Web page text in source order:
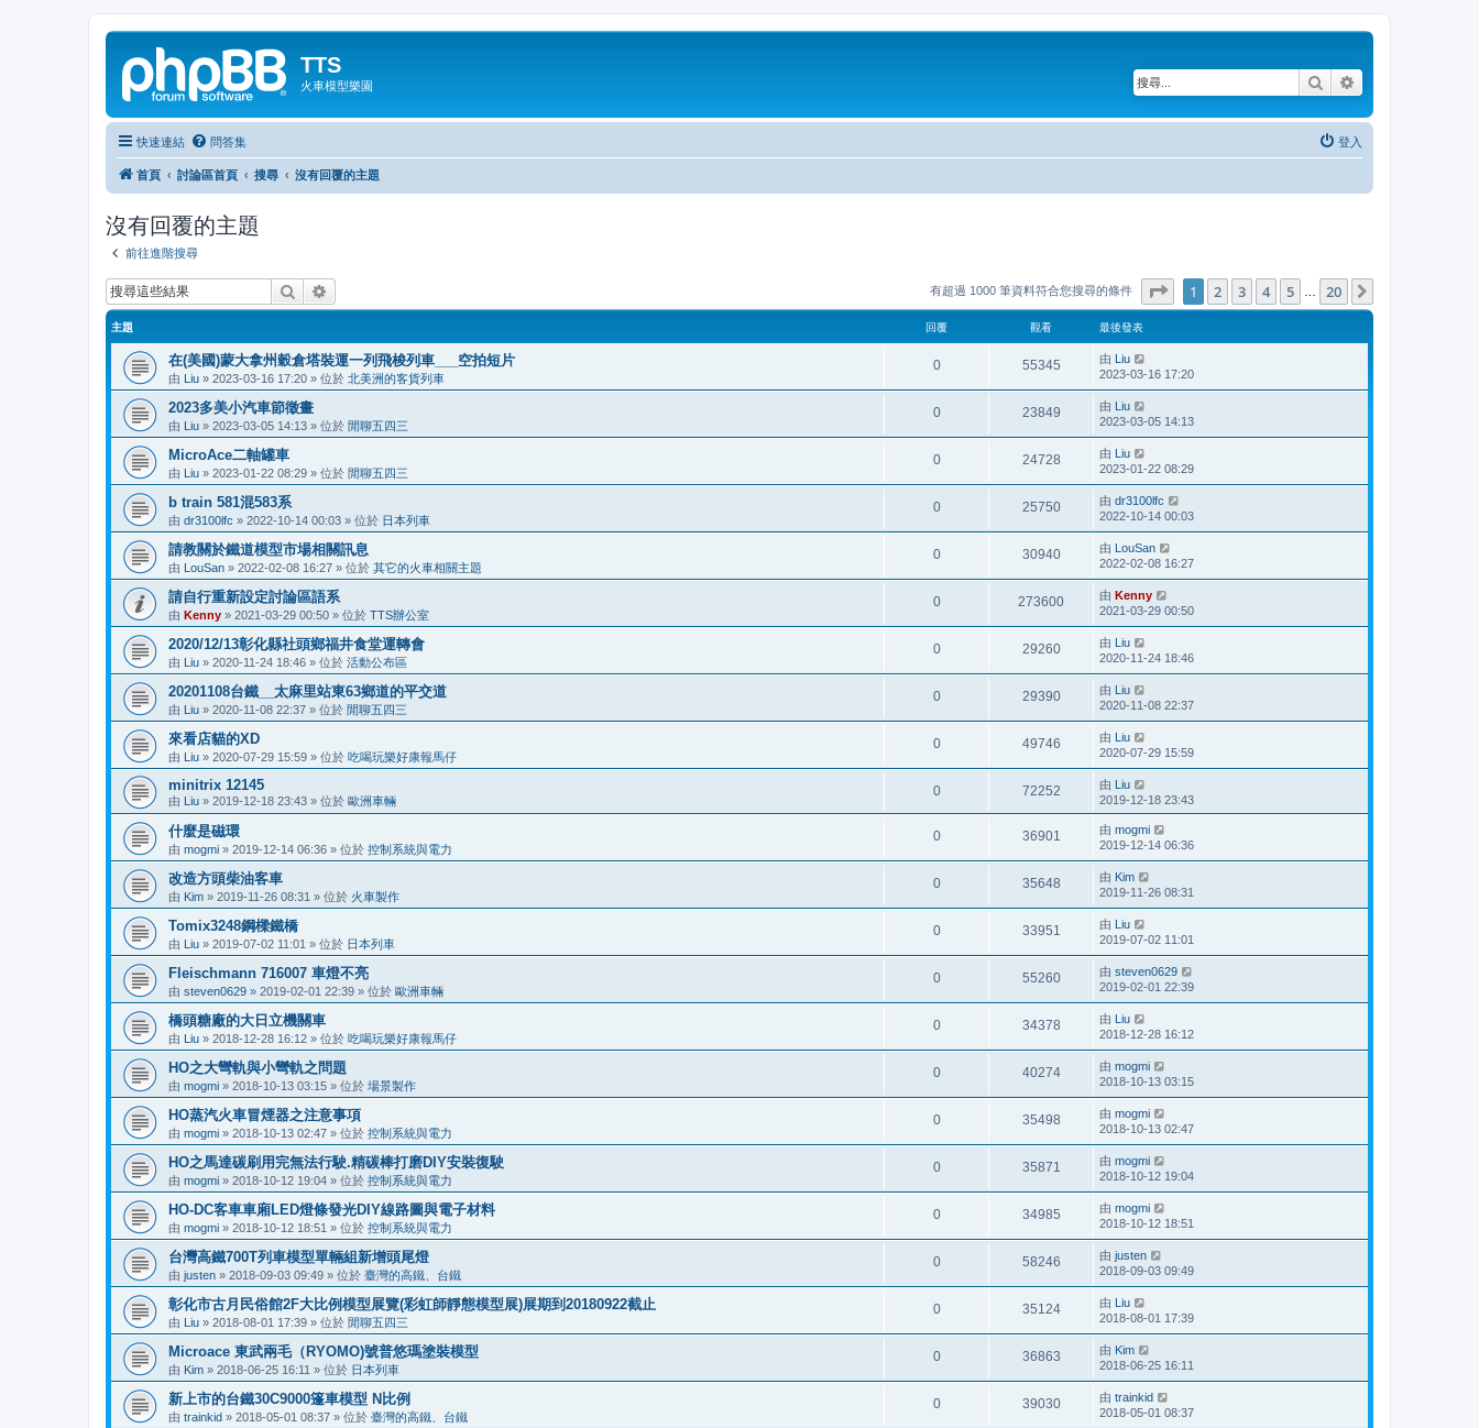
TTS
火車模型樂園 搜尋
快速連結 問答集 登入
首頁 討論區首頁 搜尋 沒有回覆的主題
沒有回覆的主題
前往進階搜尋
搜尋 有超過 1000 筆資料符合您搜尋的條件 1頁 (共 20 頁)
1 2 3 4 5 20
主題 回覆 觀看 最後發表
在(美國)蒙大拿州穀倉塔裝運一列飛梭列車___空拍短片
由 Liu » 2023-03-16 17:20 » 位於 北美洲的客貨列車
0 55345 由 Liu
2023-03-16 17:20
2023多美小汽車節徵畫
由 Liu » 2023-03-05 14:13 » 位於 閒聊五四三
0 23849 由 Liu
2023-03-05 14:13
MicroAce二軸罐車
由 Liu » 2023-01-22 08:29 » 位於 閒聊五四三
0 24728 由 Liu
2023-01-22 08:29
b train 581混583系
由 dr3100lfc » 2022-10-14 00:03 » 位於 日本列車
0 25750 由 dr3100lfc
2022-10-14 00:03
請教關於鐵道模型市場相關訊息
由 LouSan » 2022-02-08 16:27 » 位於 其它的火車相關主題
0 30940 由 LouSan
2022-02-08 16:27
請自行重新設定討論區語系
由 Kenny » 2021-03-29 00:50 » 位於 TTS辦公室
0 273600 由 Kenny
2021-03-29 00:50
2020/12/13彰化縣社頭鄉福井食堂運轉會
由 Liu » 2020-11-24 18:46 » 位於 活動公布區
0 29260 由 Liu
2020-11-24 18:46
20201108台鐵__太麻里站東63鄉道的平交道
由 Liu » 2020-11-08 22:37 » 位於 閒聊五四三
0 29390 由 Liu
2020-11-08 22:37
來看店貓的XD
由 Liu » 2020-07-29 15:59 » 位於 吃喝玩樂好康報馬仔
0 49746 由 Liu
2020-07-29 15:59
minitrix 12145
由 Liu » 2019-12-18 23:43 » 位於 歐洲車輛
0 72252 由 Liu
2019-12-18 23:43
什麼是磁環
由 mogmi » 2019-12-14 06:36 » 位於 控制系統與電力
0 36901 由 mogmi
2019-12-14 06:36
改造方頭柴油客車
由 Kim » 2019-11-26 08:31 » 位於 火車製作
0 35648 由 Kim
2019-11-26 08:31
Tomix3248鋼樑鐵橋
由 Liu » 2019-07-02 11:01 » 位於 日本列車
0 33951 由 Liu
2019-07-02 11:01
Fleischmann 716007 車燈不亮
由 steven0629 » 2019-02-01 22:39 » 位於 歐洲車輛
0 55260 由 steven0629
2019-02-01 22:39
橋頭糖廠的大日立機關車
由 Liu » 2018-12-28 16:12 » 位於 吃喝玩樂好康報馬仔
0 34378 由 Liu
2018-12-28 16:12
HO之大彎軌與小彎軌之問題
由 mogmi » 2018-10-13 03:15 » 位於 場景製作
0 40274 由 mogmi
2018-10-13 03:15
HO蒸汽火車冒煙器之注意事項
由 mogmi » 2018-10-13 02:47 » 位於 控制系統與電力
0 35498 由 mogmi
2018-10-13 02:47
HO之馬達碳刷用完無法行駛.精碳棒打磨DIY安裝復駛
由 mogmi » 2018-10-12 19:04 » 位於 控制系統與電力
0 35871 由 mogmi
2018-10-12 19:04
HO-DC客車車廂LED燈條發光DIY線路圖與電子材料
由 mogmi » 2018-10-12 18:51 » 位於 控制系統與電力
0 34985 由 mogmi
2018-10-12 18:51
台灣高鐵700T列車模型單輛組新增頭尾燈
由 justen » 2018-09-03 09:49 » 位於 臺灣的高鐵、台鐵
0 58246 由 justen
2018-09-03 09:49
彰化市古月民俗館2F大比例模型展覽(彩虹師靜態模型展)展期到20180922截止
由 Liu » 2018-08-01 17:39 » 位於 閒聊五四三
0 35124 由 Liu
2018-08-01 17:39
Microace 東武兩毛（RYOMO)號普悠瑪塗裝模型
由 Kim » 2018-06-25 16:11 » 位於 日本列車
0 36863 由 Kim
2018-06-25 16:11
新上市的台鐵30C9000篷車模型 N比例
由 trainkid » 2018-05-01 08:37 » 位於 臺灣的高鐵、台鐵
0 39030 由 trainkid
2018-05-01 08:37